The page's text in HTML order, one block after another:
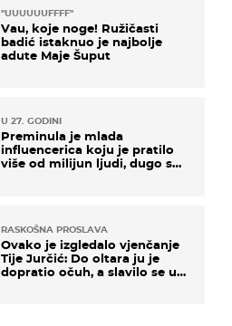
"UUUUUUFFFF"
Vau, koje noge! Ružičasti
badić istaknuo je najbolje
adute Maje Šuput
U 27. GODINI
Preminula je mlada
influencerica koju je pratilo
više od milijun ljudi, dugo se
RASKOŠNA PROSLAVA
Ovako je izgledalo vjenčanje
Tije Jurčić: Do oltara ju je
dopratio očuh, a slavilo se uz